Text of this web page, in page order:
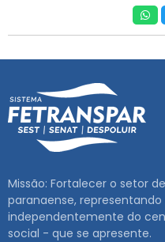
Missão: Fortalecer o setor
paranaense, representando
independentemente do
social - que se apresente.